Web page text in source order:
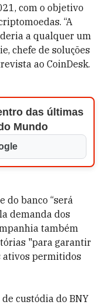
com o objetivo
“A
a qualquer um
chefe de soluções
ao CoinDesk.
das últimas
Mundo
do banco “será
demanda dos
também
"para garantir
ativos permitidos
custódia do BNY